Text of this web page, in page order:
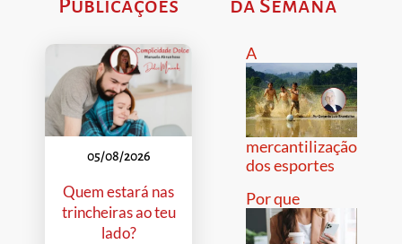
Publicações
05/08/2026
Quem estará nas
trincheiras ao teu
lado?
da Semana
A
mercantilização
dos esportes
Por que